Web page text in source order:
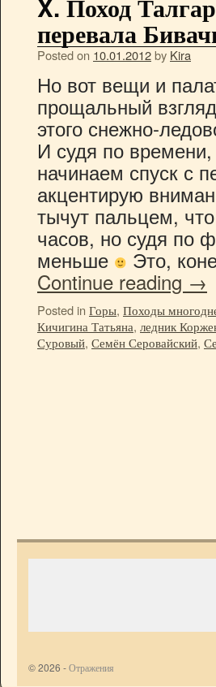
X. Поход
перевала
Posted on 10.01.2012by Kira
Но вот вещи и
прощальный
этого снежно-
И судя по
начинаем спуск с
акцентирую
тычут пальцем,
часов, но судя по
меньше Это,
Continue reading →
Posted in Горы, Походы
Кичигина Татьяна, ледник
Суровый, Семён Серовайский,
© 2026 -Отражения